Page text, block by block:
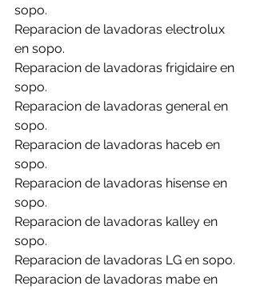
sopo.
Reparacion de lavadoras electrolux
en sopo.
Reparacion de lavadoras frigidaire en
sopo.
Reparacion de lavadoras general en
sopo.
Reparacion de lavadoras haceb en
sopo.
Reparacion de lavadoras hisense en
sopo.
Reparacion de lavadoras kalley en
sopo.
Reparacion de lavadoras LG en sopo.
Reparacion de lavadoras mabe en